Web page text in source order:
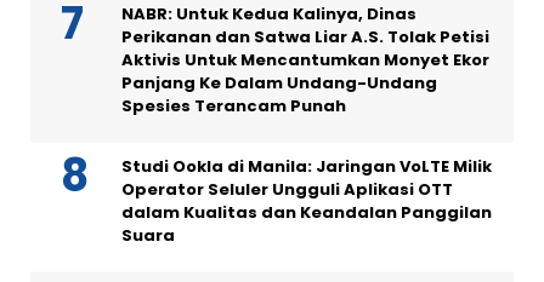
NABR: Untuk Kedua Kalinya, Dinas
Perikanan dan Satwa Liar A.S. Tolak Petisi
Aktivis Untuk Mencantumkan Monyet Ekor
Panjang Ke Dalam Undang-Undang
Spesies Terancam Punah
Studi Ookla di Manila: Jaringan VoLTE Milik
Operator Seluler Ungguli Aplikasi OTT
dalam Kualitas dan Keandalan Panggilan
Suara